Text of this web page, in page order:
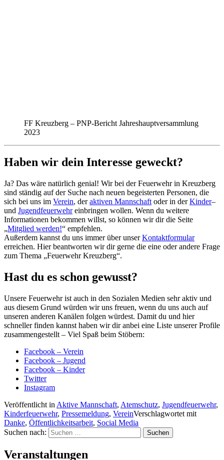
FF Kreuzberg – PNP-Bericht Jahreshauptversammlung
2023
Haben wir dein Interesse geweckt?
Ja? Das wäre natürlich genial! Wir bei der Feuerwehr in Kreuzberg
sind ständig auf der Suche nach neuen begeisterten Personen, die
sich bei uns im Verein, deraktiven Mannschaft oder in derKinder–
und Jugendfeuerwehreinbringen wollen. Wenn du weitere
Informationen bekommen willst, so können wir dir die Seite
„Mitglied werden!“ empfehlen.
Außerdem kannst du uns immer über unserKontaktformular
erreichen. Hier beantworten wir dir gerne die eine oder andere Frage
zum Thema „Feuerwehr Kreuzberg“.
Hast du es schon gewusst?
Unsere Feuerwehr ist auch in den Sozialen Medien sehr aktiv und
aus diesem Grund würden wir uns freuen, wenn du uns auch auf
unseren anderen Kanälen folgen würdest. Damit du und hier
schneller finden kannst haben wir dir anbei eine Liste unserer Profile
zusammengestellt – Viel Spaß beim Stöbern:
Facebook – Verein
Facebook – Jugend
Facebook – Kinder
Twitter
Instagram
Veröffentlicht in Aktive Mannschaft, Atemschutz, Jugendfeuerwehr,
Kinderfeuerwehr, Pressemeldung, VereinVerschlagwortet mit
Danke, Öffentlichkeitsarbeit, Social Media
Suchen nach:
Veranstaltungen